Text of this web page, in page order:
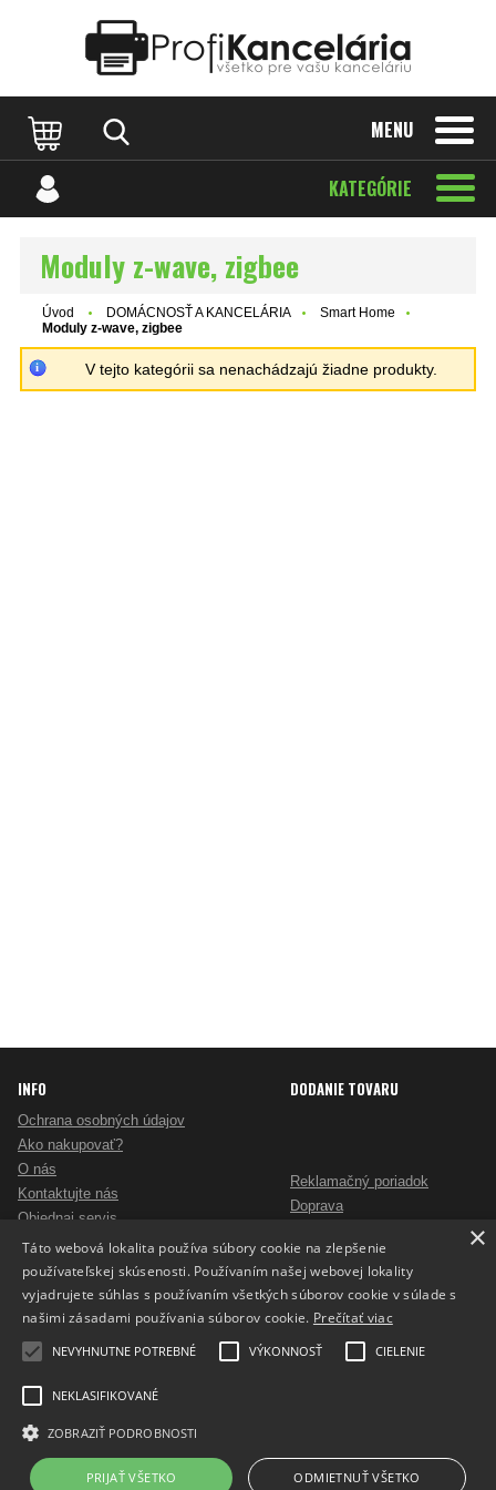
MENU
KATEGÓRIE
Moduly z-wave, zigbee
Úvod DOMÁCNOSŤ A KANCELÁRIA
Smart Home
Moduly z-wave, zigbee
V tejto kategórii sa nenachádzajú žiadne produkty.
INFO DODANIE TOVARU
Ochrana osobných údajov
Ako nakupovať?
O nás
Kontaktujte nás
Objednaj servis
Pošlite mi ponuku
Ako vybrať skartovač?
Nezáväzný dopyt na reklamné predmety
Potlač reklamných predmetov
Cookies
Reklamačný poriadok
Doprava
Alternatívne riešenie sporov
Odstúpenie od zmluvy
Copyright 2017 - 2026 © ProfiKancelaria.sk
Katalóg internetových stránok Designed by Rawpixel.com
×
Táto webová lokalita používa súbory cookie na zlepšenie
používateľskej skúsenosti. Používaním našej webovej lokality
vyjadrujete súhlas s používaním všetkých súborov cookie v súlade s
našimi zásadami používania súborov cookie. Prečítať viac
NEVYHNUTNE POTREBNÉ VÝKONNOSŤ CIELENIE
NEKLASIFIKOVANÉ
ZOBRAZIŤ PODROBNOSTI
PRIJAŤ VŠETKO ODMIETNUŤ VŠETKO